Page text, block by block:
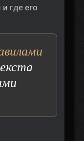
где его